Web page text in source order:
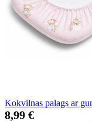
Kokvilnas palags ar
8,99 €